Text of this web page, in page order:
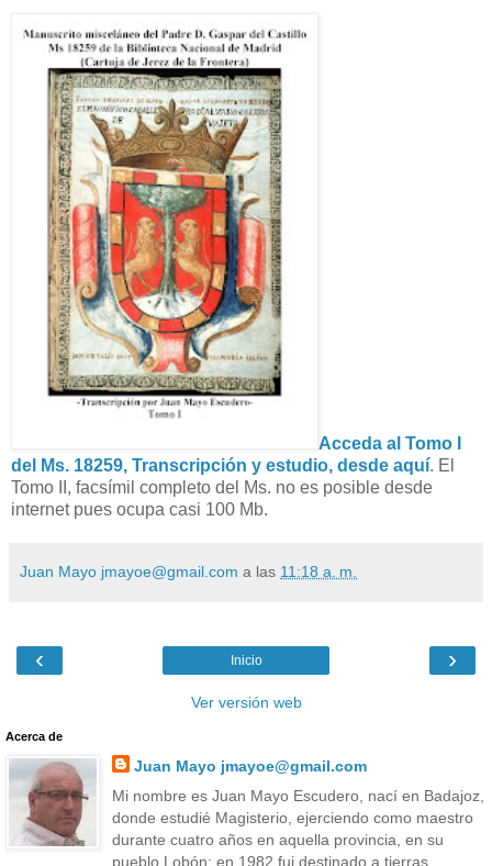
Acceda al Tomo I
del Ms. 18259, Transcripción y estudio, desde aquí. El
Tomo II, facsímil completo del Ms. no es posible desde
internet pues ocupa casi 100 Mb.
Juan Mayo jmayoe@gmail.com a las 11:18 a. m.
‹ ›
Inicio
Ver versión web
Acerca de
Juan Mayo jmayoe@gmail.com
Mi nombre es Juan Mayo Escudero, nací en Badajoz,
donde estudié Magisterio, ejerciendo como maestro
durante cuatro años en aquella provincia, en su
pueblo Lobón; en 1982 fui destinado a tierras